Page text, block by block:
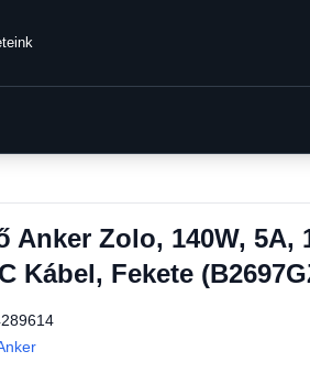
Anker Zolo, 140W, 5A,
Kábel, Fekete